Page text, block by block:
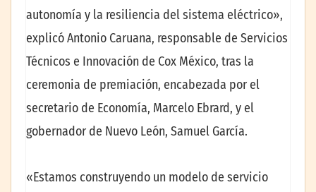
autonomía y la resiliencia del sistema eléctrico»,
explicó Antonio Caruana, responsable de Servicios
Técnicos e Innovación de Cox México, tras la
ceremonia de premiación, encabezada por el
secretario de Economía, Marcelo Ebrard, y el
gobernador de Nuevo León, Samuel García.
«Estamos construyendo un modelo de servicio